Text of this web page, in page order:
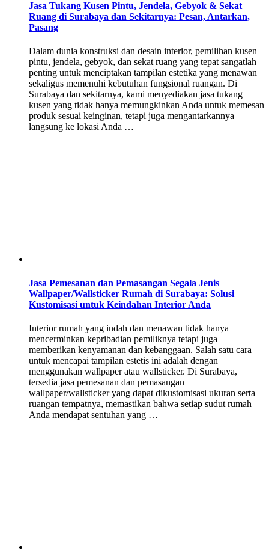
Jasa Tukang Kusen Pintu, Jendela, Gebyok & Sekat
Ruang di Surabaya dan Sekitarnya: Pesan, Antarkan,
Pasang
Dalam dunia konstruksi dan desain interior, pemilihan kusen
pintu, jendela, gebyok, dan sekat ruang yang tepat sangatlah
penting untuk menciptakan tampilan estetika yang menawan
sekaligus memenuhi kebutuhan fungsional ruangan. Di
Surabaya dan sekitarnya, kami menyediakan jasa tukang
kusen yang tidak hanya memungkinkan Anda untuk memesan
produk sesuai keinginan, tetapi juga mengantarkannya
langsung ke lokasi Anda …
Jasa Pemesanan dan Pemasangan Segala Jenis
Wallpaper/Wallsticker Rumah di Surabaya: Solusi
Kustomisasi untuk Keindahan Interior Anda
Interior rumah yang indah dan menawan tidak hanya
mencerminkan kepribadian pemiliknya tetapi juga
memberikan kenyamanan dan kebanggaan. Salah satu cara
untuk mencapai tampilan estetis ini adalah dengan
menggunakan wallpaper atau wallsticker. Di Surabaya,
tersedia jasa pemesanan dan pemasangan
wallpaper/wallsticker yang dapat dikustomisasi ukuran serta
ruangan tempatnya, memastikan bahwa setiap sudut rumah
Anda mendapat sentuhan yang …